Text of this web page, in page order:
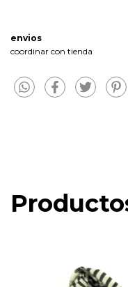
envios
coordinar con tienda